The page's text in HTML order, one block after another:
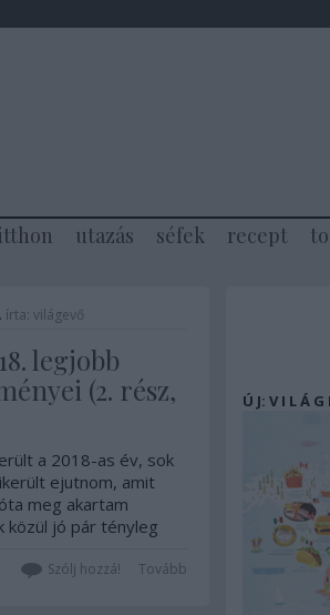
itthon utazás séfek recept
írta: világevő
legjobb
(2. rész,
a 2018-as év, sok
ejutnom, amit
meg akartam
közül jó pár tényleg
kedvencTovább
Szólj hozzá!
Ú J: V I L Á G